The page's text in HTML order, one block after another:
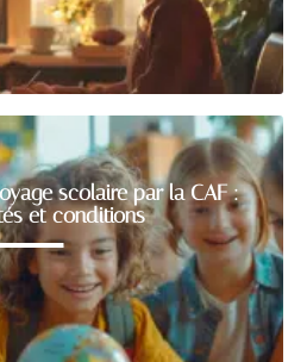
scolaire par la CAF :
et conditions